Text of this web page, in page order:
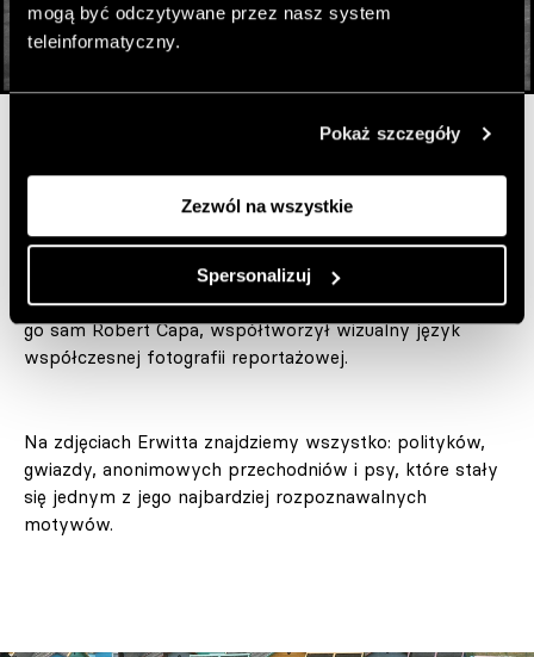
mogą być odczytywane przez nasz system
teleinformatyczny.
Pokaż szczegóły
Zezwól na wszystkie
Spersonalizuj
Hiszpania, 1995
Uwieczniał życie codzienne, dokumentował ulotne chwile
i historyczne z niezwykłą dbałością, ale przede
wszystkim z humorem i oddaniem. Jako członek
prestiżowej agencji Magnum Photos, do której zaprosił
go sam Robert Capa, współtworzył wizualny język
współczesnej fotografii reportażowej.
Na zdjęciach Erwitta znajdziemy wszystko: polityków,
gwiazdy, anonimowych przechodniów i psy, które stały
się jednym z jego najbardziej rozpoznawalnych
motywów.